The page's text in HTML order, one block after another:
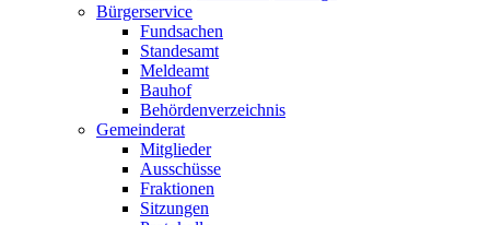
Bürgerservice
Fundsachen
Standesamt
Meldeamt
Bauhof
Behördenverzeichnis
Gemeinderat
Mitglieder
Ausschüsse
Fraktionen
Sitzungen